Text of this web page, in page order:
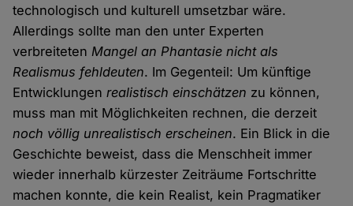
technologisch und kulturell umsetzbar wäre.
Allerdings sollte man den unter Experten
verbreitetenMangel an Phantasie nicht als
Realismus fehldeuten. Im Gegenteil: Um künftige
Entwicklungenrealistisch einschätzen zu können,
muss man mit Möglichkeiten rechnen, die derzeit
noch völlig unrealistisch erscheinen. Ein Blick in die
Geschichte beweist, dass die Menschheit immer
wieder innerhalb kürzester Zeiträume Fortschritte
machen konnte, die kein Realist, kein Pragmatiker